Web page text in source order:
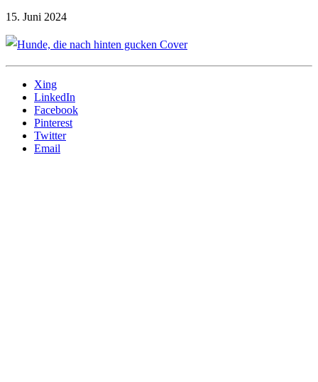
15. Juni 2024
Xing
LinkedIn
Facebook
Pinterest
Twitter
Email